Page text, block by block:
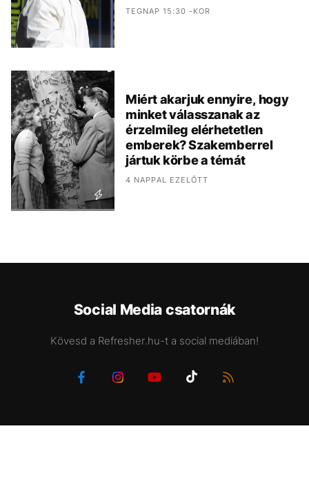
TEGNAP 15:30 -KOR
Miért akarjuk ennyire, hogy
minket válasszanak az
érzelmileg elérhetetlen
emberek? Szakemberrel
jártuk körbe a témát
4 NAPPAL EZELŐTT
Social Media csatornák
Kövesd a Refresher.hu-t a social mediában!